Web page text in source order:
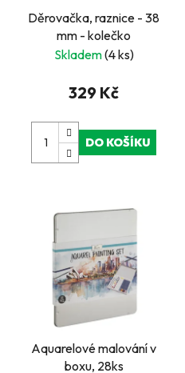
Děrovačka, raznice - 38
mm - kolečko
Skladem(4 ks)
329 Kč
DO KOŠÍKU
Aquarelové malování v
boxu, 28ks